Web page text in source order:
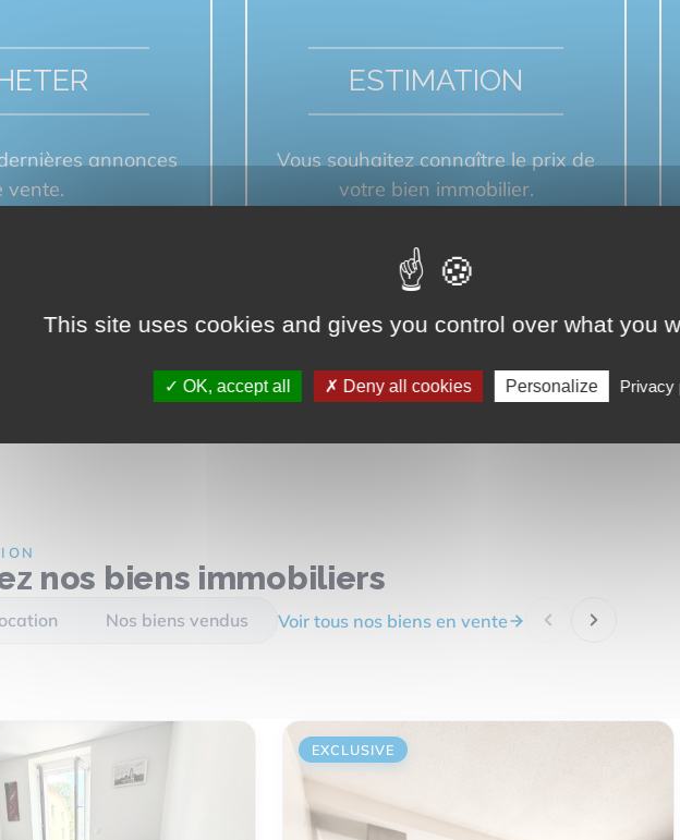
annonces
vente.
ESTIMATION
Vous souhaitez connaître le prix de
votre bien immobilier.
nos biens immobiliers
Nos biens vendus Voir tous nos biens en vente
EXCLUSIVE
This site uses cookies and gives you control over what you
OK, accept all Deny all cookies Personalize Privacy